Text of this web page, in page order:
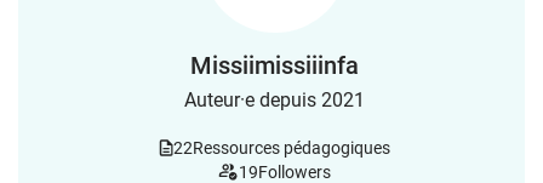
Missiimissiiinfa
Auteur·e depuis 2021
22Ressources pédagogiques
19Followers